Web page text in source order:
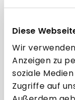
Diese
Wir
Anzeigen zu
soziale
Zugriffe auf
ab 96
ab 360
ab 720
ab 1728